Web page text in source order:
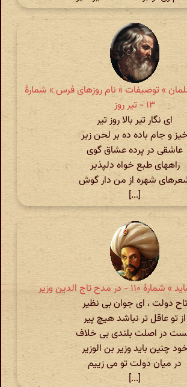
» توصیفات » نام روزهای فرس » شمارهٔ
۱۳ - تیر روز
ای نگار تیر بالا روز تیر
خیز و جام باده ده بر لحن زیر
عاشقی در پرده عشاق گوی
راههای طبع خواه دلپذیر
شهره از من دار گوش
[...]
- در مدح تاج الدین وزیر
تاح دولت ، ای جوان بی نظیر
از تو عاقل تر نباشد هیچ پیر
در اصلت بلندی بی خلاف
خود چنین باید وزیر بن الوزیر
در میان دولت تو می زییم
[...]